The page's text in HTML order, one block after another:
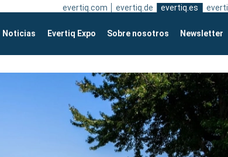
evertiq.com evertiq.de evertiq.es
Noticias Evertiq Expo Sobre nosotros Newsletter